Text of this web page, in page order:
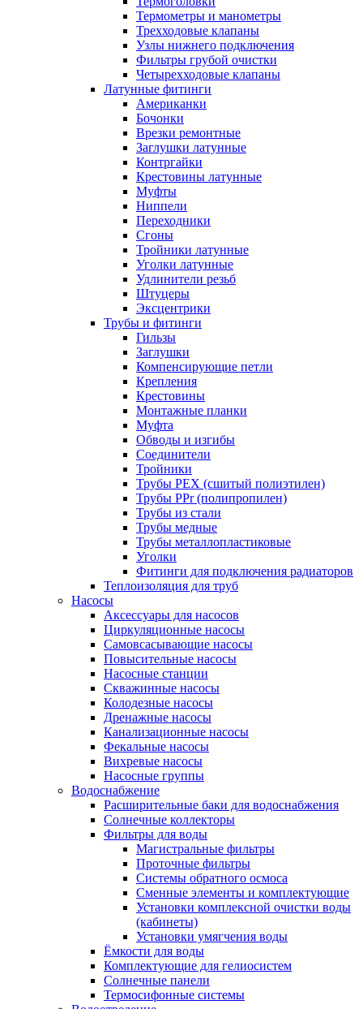
Термометры и манометры
Трехходовые клапаны
Узлы нижнего подключения
Фильтры грубой очистки
Четырехходовые клапаны
Латунные фитинги
Американки
Бочонки
Врезки ремонтные
Заглушки латунные
Контргайки
Крестовины латунные
Муфты
Ниппели
Переходники
Сгоны
Тройники латунные
Уголки латунные
Удлинители резьб
Штуцеры
Эксцентрики
Трубы и фитинги
Гильзы
Заглушки
Компенсирующие петли
Крепления
Крестовины
Монтажные планки
Муфта
Обводы и изгибы
Соединители
Тройники
Трубы PEX (сшитый полиэтилен)
Трубы PPr (полипропилен)
Трубы из стали
Трубы медные
Трубы металлопластиковые
Уголки
Фитинги для подключения радиаторов
Теплоизоляция для труб
Насосы
Аксессуары для насосов
Циркуляционные насосы
Самовсасывающие насосы
Повысительные насосы
Насосные станции
Скважинные насосы
Колодезные насосы
Дренажные насосы
Канализационные насосы
Фекальные насосы
Вихревые насосы
Насосные группы
Водоснабжение
Расширительные баки для водоснабжения
Солнечные коллекторы
Фильтры для воды
Магистральные фильтры
Проточные фильтры
Системы обратного осмоса
Сменные элементы и комплектующие
Установки комплексной очистки воды
(кабинеты)
Установки умягчения воды
Ёмкости для воды
Комплектующие для гелиосистем
Солнечные панели
Термосифонные системы